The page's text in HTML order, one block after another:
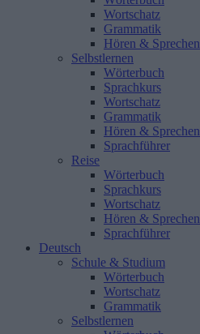
Wortschatz
Grammatik
Hören & Sprechen
Selbstlernen
Wörterbuch
Sprachkurs
Wortschatz
Grammatik
Hören & Sprechen
Sprachführer
Reise
Wörterbuch
Sprachkurs
Wortschatz
Hören & Sprechen
Sprachführer
Deutsch
Schule & Studium
Wörterbuch
Wortschatz
Grammatik
Selbstlernen